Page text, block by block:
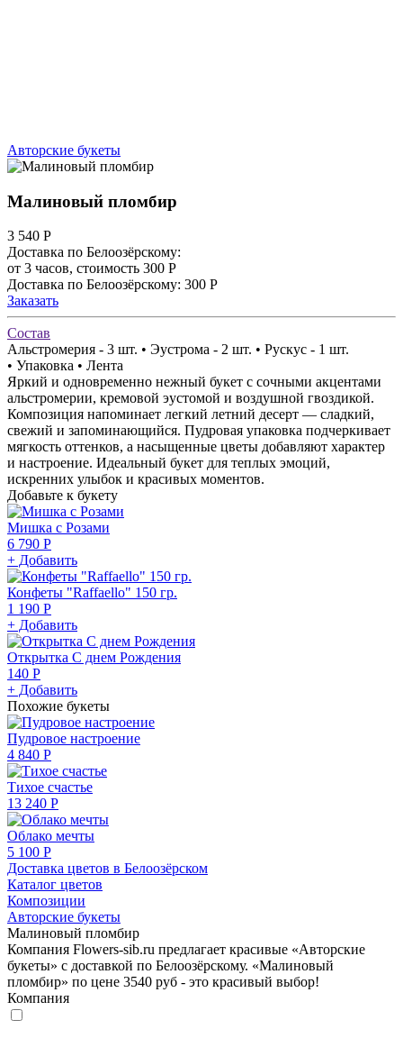
Авторские букеты
Малиновый пломбир
3 540 Р
Доставка по Белоозёрскому:
от 3 часов, стоимость 300 Р
Доставка по Белоозёрскому: 300 Р
Заказать
Состав
Альстромерия - 3 шт. • Эустрома - 2 шт. • Рускус - 1 шт.
• Упаковка • Лента
Яркий и одновременно нежный букет с сочными акцентами
альстромерии, кремовой эустомой и воздушной гвоздикой.
Композиция напоминает легкий летний десерт — сладкий,
свежий и запоминающийся. Пудровая упаковка подчеркивает
мягкость оттенков, а насыщенные цветы добавляют характер
и настроение. Идеальный букет для теплых эмоций,
искренних улыбок и красивых моментов.
Добавьте к букету
Мишка с Розами
6 790 Р
+ Добавить
Конфеты "Raffaello" 150 гр.
1 190 Р
+ Добавить
Открытка С днем Рождения
140 Р
+ Добавить
Похожие букеты
Пудровое настроение
4 840 Р
Тихое счастье
13 240 Р
Облако мечты
5 100 Р
Доставка цветов в Белоозёрском
Каталог цветов
Композиции
Авторские букеты
Малиновый пломбир
Компания Flowers-sib.ru предлагает красивые «Авторские
букеты» с доставкой по Белоозёрскому. «Малиновый
пломбир» по цене 3540 руб - это красивый выбор!
Компания